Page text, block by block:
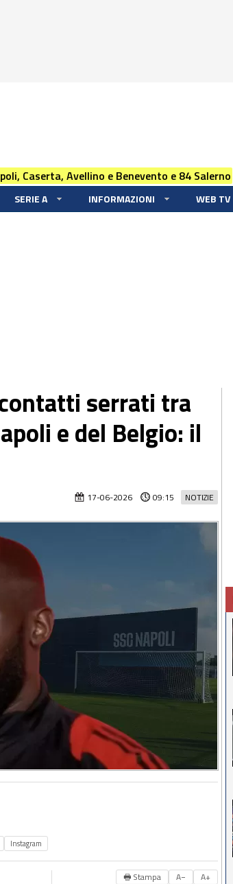
Caserta, Avellino e Benevento e 84 Salerno
SERIE A INFORMAZIONI WEB TV
serrati tra
e del Belgio: il
NOTIZIE
17-06-2026 09:15
Instagram
🖶 Stampa A− A+